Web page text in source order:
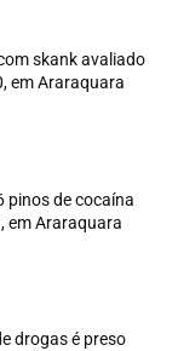
skank avaliado
em Araraquara
pinos de cocaína
em Araraquara
drogas é preso